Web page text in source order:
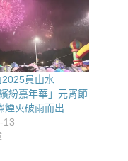
2025員山水
紛嘉年華」元宵節
煙火破雨而出
13